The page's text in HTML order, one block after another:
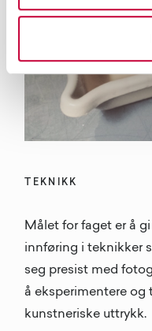
TEKNIKK
Målet for faget er å
innføring i teknikker
seg presist med
å eksperimentere
kunstneriske uttrykk.